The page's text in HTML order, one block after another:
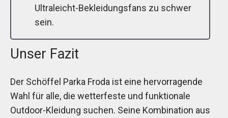
Ultraleicht-Bekleidungsfans zu schwer
sein.
Unser Fazit
Der Schöffel Parka Froda ist eine hervorragende
Wahl für alle, die wetterfeste und funktionale
Outdoor-Kleidung suchen. Seine Kombination aus